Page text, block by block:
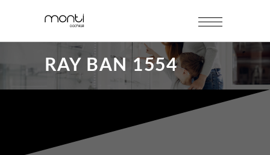
RAY BAN 1554